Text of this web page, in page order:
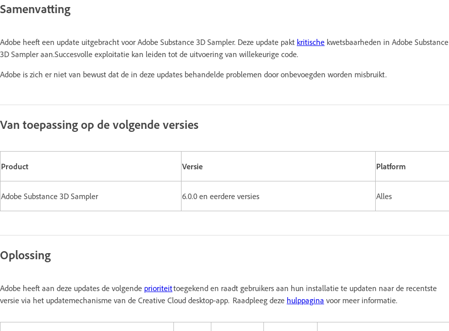
Samenvatting
Adobe heeft een update uitgebracht voor Adobe Substance 3D Sampler. Deze update pakt kritische kwetsbaarheden in Adobe Substance
3D Sampler aan.Succesvolle exploitatie kan leiden tot de uitvoering van willekeurige code.
Adobe is zich er niet van bewust dat de in deze updates behandelde problemen door onbevoegden worden misbruikt.
Van toepassing op de volgende versies
Product Versie Platform
Adobe Substance 3D Sampler 6.0.0 en eerdere versies Alles
Oplossing
Adobe heeft aan deze updates de volgende prioriteittoegekend en raadt gebruikers aan hun installatie te updaten naar de recentste
versie via het updatemechanisme van de Creative Cloud desktop-app. Raadpleeg deze hulppagina voor meer informatie.